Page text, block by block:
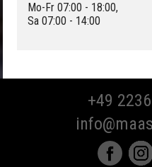
Mo-Fr 07:00 - 18:00,
Sa 07:00 - 14:00
+49